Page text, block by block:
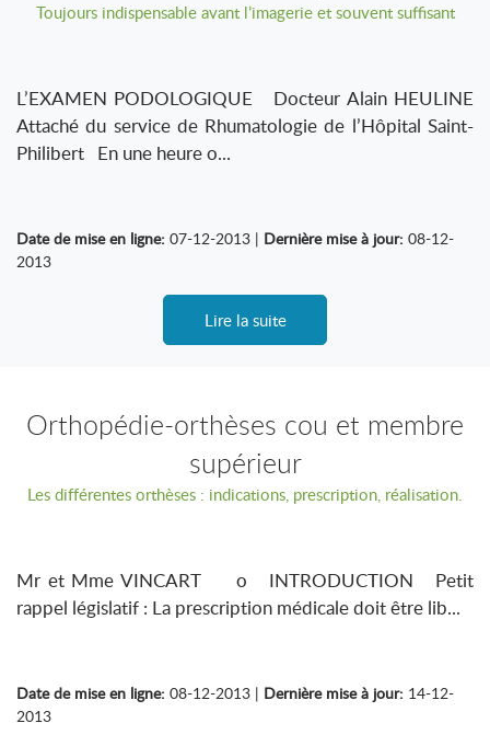
Toujours indispensable avant l’imagerie et souvent suffisant
L’EXAMEN PODOLOGIQUE Docteur Alain HEULINE
Attaché du service de Rhumatologie de l’Hôpital Saint-
Philibert En une heure o...
Date de mise en ligne: 07-12-2013 | Dernière mise à jour: 08-12-
2013
Lire la suite
Orthopédie-orthèses cou et membre
supérieur
Les différentes orthèses : indications, prescription, réalisation.
Mr et Mme VINCART o INTRODUCTION Petit
rappel législatif : La prescription médicale doit être lib...
Date de mise en ligne: 08-12-2013 | Dernière mise à jour: 14-12-
2013